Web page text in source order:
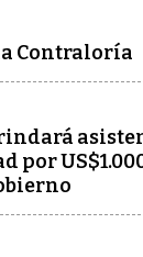
Contraloría
por